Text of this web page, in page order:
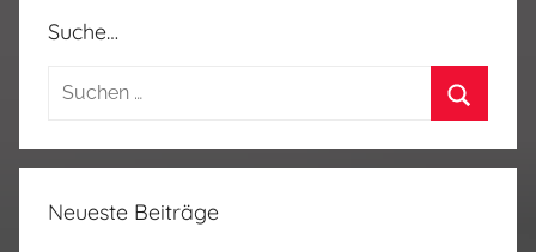
Suche…
Suchen
Neueste Beiträge